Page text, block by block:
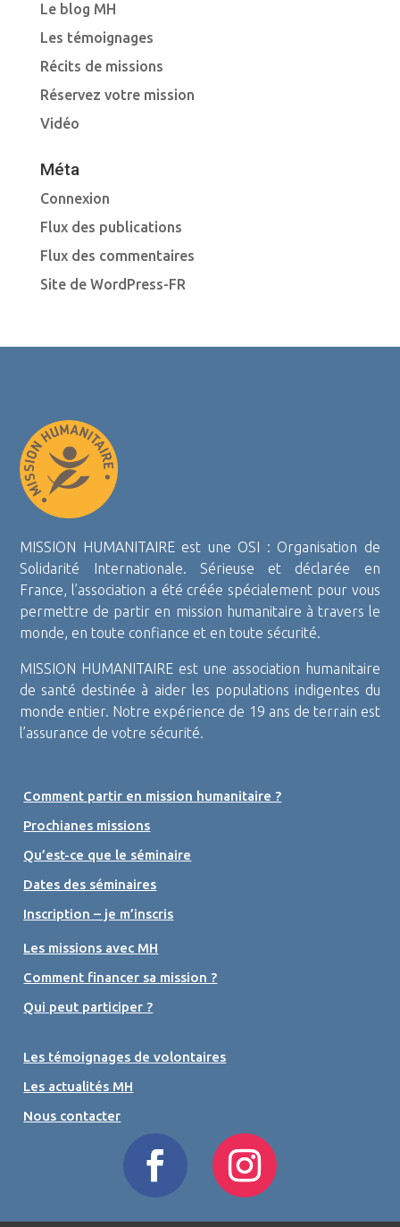
Le blog MH
Les témoignages
Récits de missions
Réservez votre mission
Vidéo
Méta
Connexion
Flux des publications
Flux des commentaires
Site de WordPress-FR
MISSION HUMANITAIRE est une OSI : Organisation de
Solidarité Internationale. Sérieuse et déclarée en
France, l’association a été créée spécialement pour vous
permettre de partir en mission humanitaire à travers le
monde, en toute confiance et en toute sécurité.
MISSION HUMANITAIRE est une association humanitaire
de santé destinée à aider les populations indigentes du
monde entier. Notre expérience de 19 ans de terrain est
l’assurance de votre sécurité.
Comment partir en mission humanitaire ?
Prochianes missions
Qu’est-ce que le séminaire
Dates des séminaires
Inscription – je m’inscris
Les missions avec MH
Comment financer sa mission ?
Qui peut participer ?
Les témoignages de volontaires
Les actualités MH
Nous contacter